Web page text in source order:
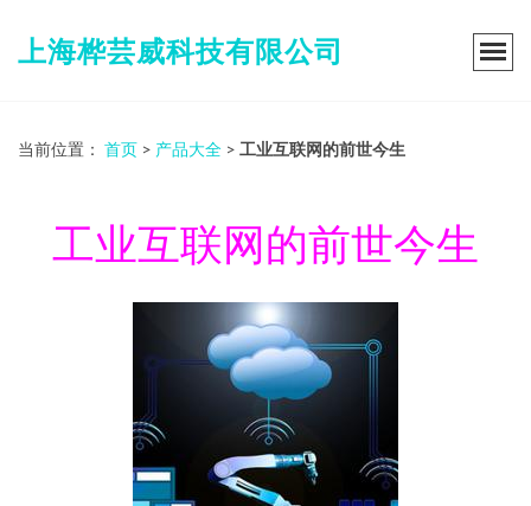
上海桦芸威科技有限公司
当前位置： 首页 > 产品大全 > 工业互联网的前世今生
工业互联网的前世今生